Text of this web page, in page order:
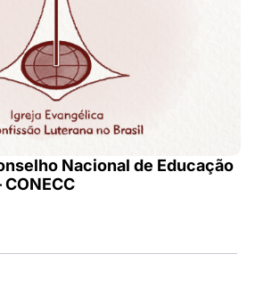
Nacional de Educação